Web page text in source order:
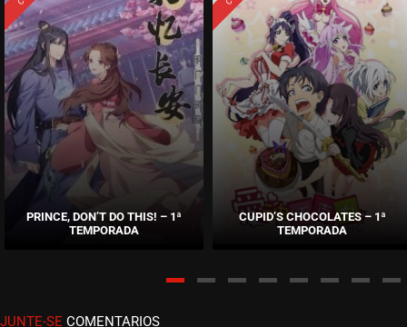
ASSISTIDO
EPISÓDIO 33
setembro 28, 2020
ASSISTIDO
EPISÓDIO 32
setembro 28, 2020
setembro 28, 2020
PRINCE, DON’T DO THIS! – 1ª
TEMPORADA
CUPID’S CHOCOLATES – 1ª
TEMPORADA
JUNTE-SE COMENTARIOS